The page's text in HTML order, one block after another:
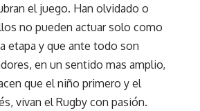
el juego. Han olvidado o
no pueden actuar solo como
etapa y que ante todo son
en un sentido mas amplio,
que el niño primero y el
vivan el Rugby con pasión.